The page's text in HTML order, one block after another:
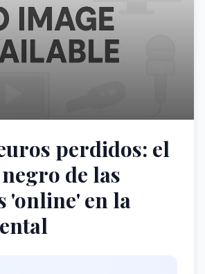
perdidos: el
de las
'online' en la